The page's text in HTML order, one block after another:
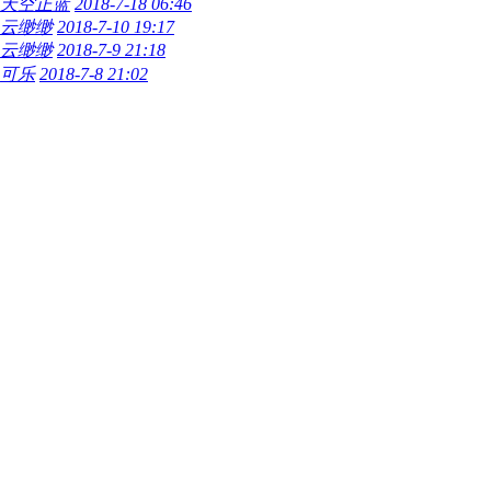
云缈缈 2018-7-10 19:17
云缈缈 2018-7-9 21:18
可乐 2018-7-8 21:02